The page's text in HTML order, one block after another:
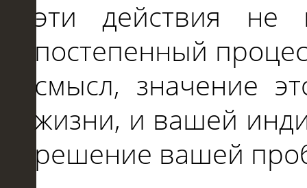
эти действия не
постепенный
смысл, значение
жизни, и вашей
решение вашей